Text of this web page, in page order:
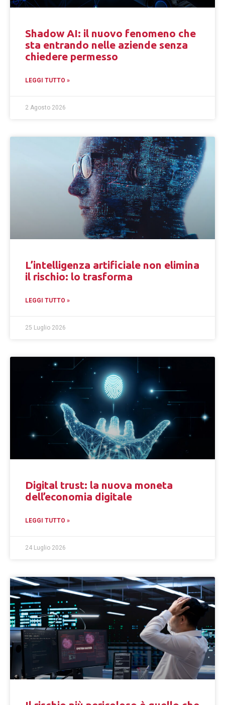
Shadow AI: il nuovo fenomeno che
sta entrando nelle aziende senza
chiedere permesso
LEGGI TUTTO »
2 Agosto 2026
L’intelligenza artificiale non elimina
il rischio: lo trasforma
LEGGI TUTTO »
25 Luglio 2026
Digital trust: la nuova moneta
dell’economia digitale
LEGGI TUTTO »
24 Luglio 2026